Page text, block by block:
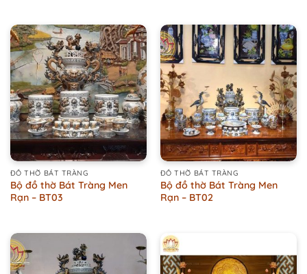
ĐỒ THỜ BÁT TRÀNG
Bộ đồ thờ Bát Tràng Men
Rạn – BT03
ĐỒ THỜ BÁT TRÀNG
Bộ đồ thờ Bát Tràng Men
Rạn – BT02